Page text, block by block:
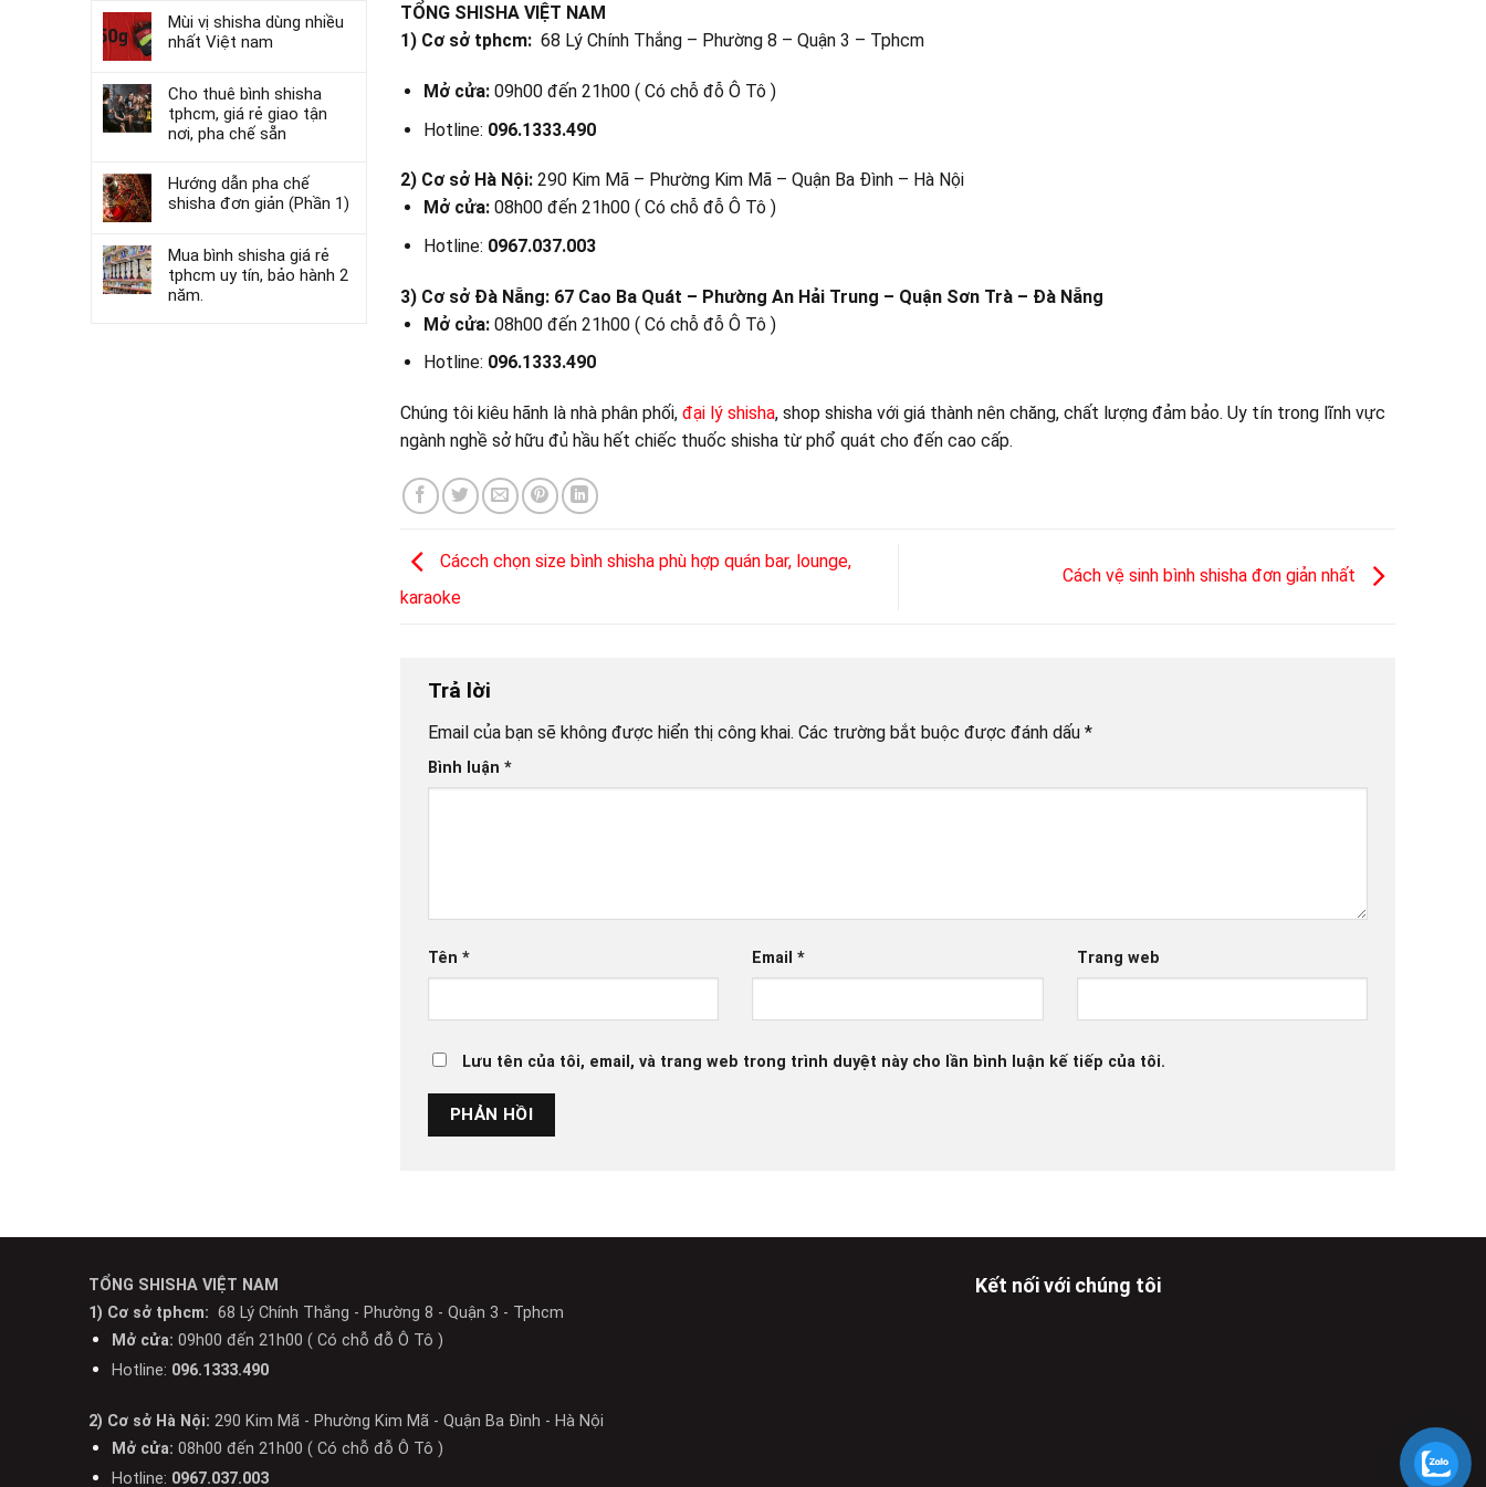
Mùi vị shisha dùng nhiều
nhất Việt nam
Cho thuê bình shisha
tphcm, giá rẻ giao tận
nơi, pha chế sẵn
Hướng dẫn pha chế
shisha đơn giản (Phần 1)
Mua bình shisha giá rẻ
tphcm uy tín, bảo hành 2
năm.
TỔNG SHISHA VIỆT NAM
1) Cơ sở tphcm: 68 Lý Chính Thắng – Phường 8 – Quận 3 – Tphcm
Mở cửa:09h00 đến 21h00 ( Có chỗ đỗ Ô Tô )
Hotline: 096.1333.490
2) Cơ sở Hà Nội: 290 Kim Mã – Phường Kim Mã – Quận Ba Đình – Hà Nội
Mở cửa:08h00 đến 21h00 ( Có chỗ đỗ Ô Tô )
Hotline: 0967.037.003
3) Cơ sở Đà Nẵng: 67 Cao Ba Quát – Phường An Hải Trung – Quận Sơn Trà – Đà Nẵng
Mở cửa:08h00 đến 21h00 ( Có chỗ đỗ Ô Tô )
Hotline: 096.1333.490
Chúng tôi kiêu hãnh là nhà phân phối, đại lý shisha, shop shisha với giá thành nên chăng, chất lượng đảm bảo. Uy tín trong lĩnh vực
ngành nghề sở hữu đủ hầu hết chiếc thuốc shisha từ phổ quát cho đến cao cấp.
Cácch chọn size bình shisha phù hợp quán bar, lounge,
karaoke
Cách vệ sinh bình shisha đơn giản nhất
Trả lời
Email của bạn sẽ không được hiển thị công khai. Các trường bắt buộc được đánh dấu *
Bình luận *
Tên * Email* Trang web
Lưu tên của tôi, email, và trang web trong trình duyệt này cho lần bình luận kế tiếp của tôi.
TỔNG SHISHA VIỆT NAM
1) Cơ sở tphcm: 68 Lý Chính Thắng - Phường 8 - Quận 3 - Tphcm
Mở cửa: 09h00 đến 21h00 ( Có chỗ đỗ Ô Tô )
Hotline: 096.1333.490
2) Cơ sở Hà Nội: 290 Kim Mã - Phường Kim Mã - Quận Ba Đình - Hà Nội
Mở cửa: 08h00 đến 21h00 ( Có chỗ đỗ Ô Tô )
Hotline: 0967.037.003
Kết nối với chúng tôi